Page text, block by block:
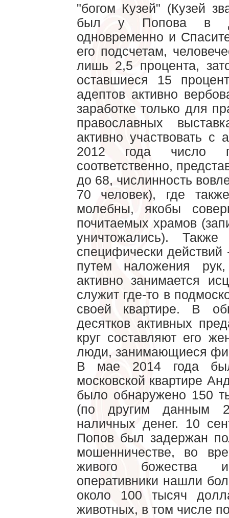
"богом Кузей" (Кузей
был у Попова в
одновременно и
его подсчетам,
лишь 2,5 процента,
оставшиеся 15
адептов активно
заработке только для
православных
активно участвовать с
2012 года число
соответственно,
до 68, числинность
70 человек), где
молебны, якобы
почитаемых храмов
уничтожались).
специфически
путем наложения рук,
активно занимается
служит где-то в
своей квартире. В
десятков активных
круг составляют его
люди, занимающиеся
В мае 2014 года
московской квартире
было обнаружено 150
(по другим данным
наличных денег. 10
Попов был задержан
мошенничестве, во
живого божества
оперативники нашли
около 100 тысяч
животных, в том числе